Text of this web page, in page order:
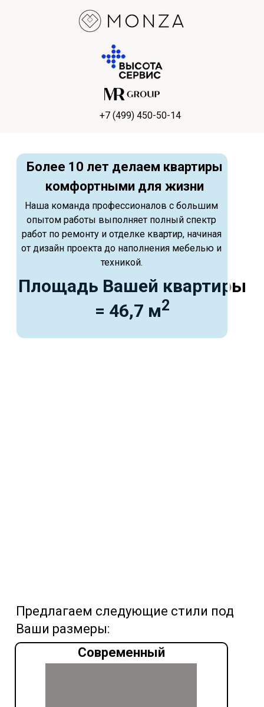
+7 (499) 450-50-14
Наша команда профессионалов с большим
опытом работы выполняет полный спектр
работ по ремонту и отделке квартир, начиная
от дизайн проекта до наполнения мебелью и
техникой.
Более 10 лет делаем квартиры
комфортными для жизни
Современный
Предлагаем следующие стили под
Ваши размеры:
Площадь Вашей квартиры
= 46,7 м2